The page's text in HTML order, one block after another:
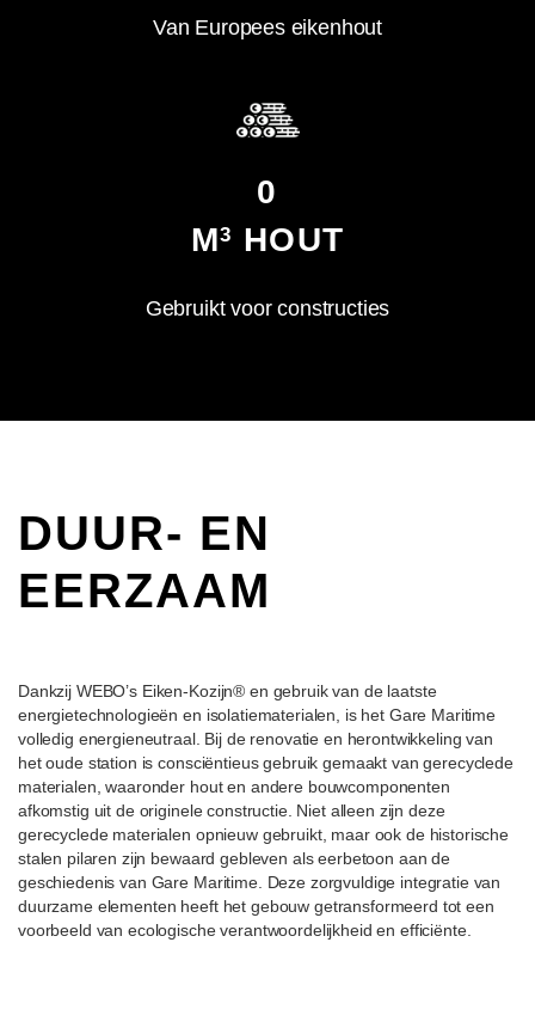
Van Europees eikenhout
0
M3 HOUT
Gebruikt voor constructies
DUUR- EN
EERZAAM
Dankzij WEBO’s Eiken-Kozijn® en gebruik van de laatste
energietechnologieën en isolatiematerialen, is het Gare Maritime
volledig energieneutraal. Bij de renovatie en herontwikkeling van
het oude station is consciëntieus gebruik gemaakt van gerecyclede
materialen, waaronder hout en andere bouwcomponenten
afkomstig uit de originele constructie. Niet alleen zijn deze
gerecyclede materialen opnieuw gebruikt, maar ook de historische
stalen pilaren zijn bewaard gebleven als eerbetoon aan de
geschiedenis van Gare Maritime. Deze zorgvuldige integratie van
duurzame elementen heeft het gebouw getransformeerd tot een
voorbeeld van ecologische verantwoordelijkheid en efficiënte.